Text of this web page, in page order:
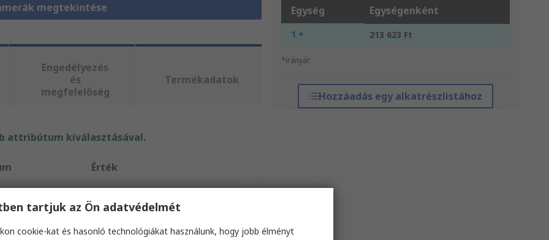
megtekintése Egység Egységenként
1 + 213 623 Ft
*irányár
Hozzáadás egy alkatrészlistához
Engedélyezés
és
megfelelőség
Termékadatok
attribútum kiválasztásával.
Érték
tartjuk az Ön adatvédelmét
cookie-kat és hasonló technológiákat használunk, hogy jobb élményt